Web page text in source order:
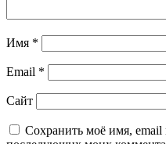
Имя *
Email *
Сайт
Сохранить моё имя, email